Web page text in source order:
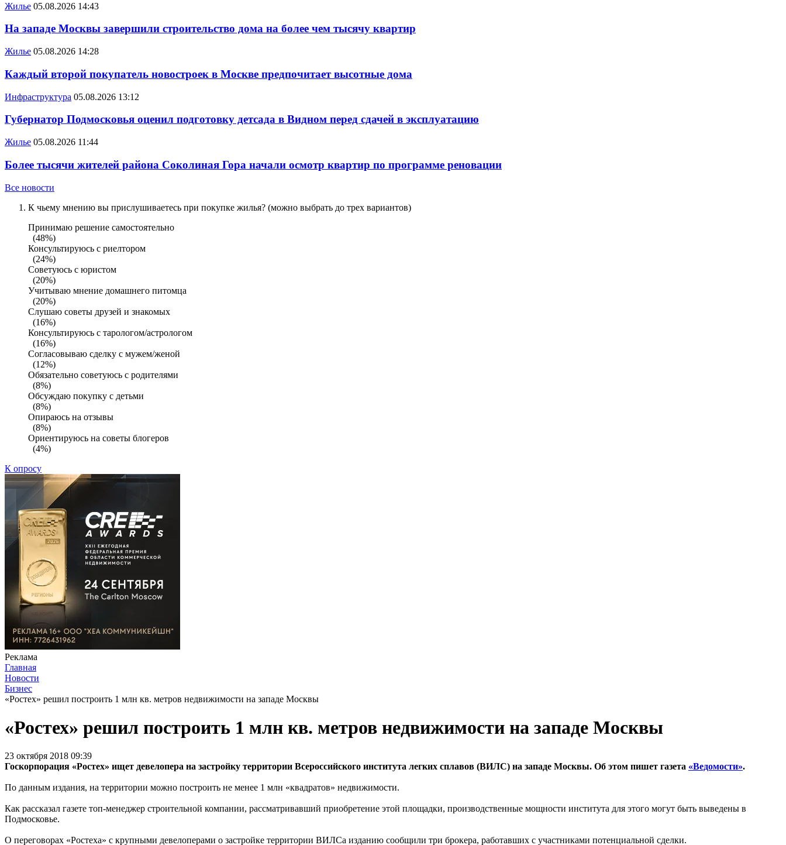
Жилье 05.08.2026 14:43
На западе Москвы завершили строительство дома на более чем тысячу квартир
Жилье 05.08.2026 14:28
Каждый второй покупатель новостроек в Москве предпочитает высотные дома
Инфраструктура 05.08.2026 13:12
Губернатор Подмосковья оценил подготовку детсада в Видном перед сдачей в эксплуатацию
Жилье 05.08.2026 11:44
Более тысячи жителей района Соколиная Гора начали осмотр квартир по программе реновации
Все новости
К чьему мнению вы прислушиваетесь при покупке жилья? (можно выбрать до трех вариантов)
Принимаю решение самостоятельно
(48%)
Консультируюсь с риелтором
(24%)
Советуюсь с юристом
(20%)
Учитываю мнение домашнего питомца
(20%)
Слушаю советы друзей и знакомых
(16%)
Консультируюсь с тарологом/астрологом
(16%)
Согласовываю сделку с мужем/женой
(12%)
Обязательно советуюсь с родителями
(8%)
Обсуждаю покупку с детьми
(8%)
Опираюсь на отзывы
(8%)
Ориентируюсь на советы блогеров
(4%)
К опросу
Реклама
Главная
Новости
Бизнес
«Ростех» решил построить 1 млн кв. метров недвижимости на западе Москвы
«Ростех» решил построить 1 млн кв. метров недвижимости на западе Москвы
23 октября 2018 09:39
Госкорпорация «Ростех» ищет девелопера на застройку территории Всероссийского института легких сплавов (ВИЛС) на западе Москвы. Об этом пишет газета «Ведомости».
По данным издания, на территории можно построить не менее 1 млн «квадратов» недвижимости.
Как рассказал газете топ-менеджер строительной компании, рассматривавший приобретение этой площадки, производственные мощности института для этого могут быть выведены в
Подмосковье.
О переговорах «Ростеха» с крупными девелоперами о застройке территории ВИЛСа изданию сообщили три брокера, работавших с участниками потенциальной сделки.